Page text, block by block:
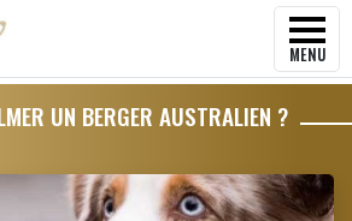
MENU
UN BERGER AUSTRALIEN ?